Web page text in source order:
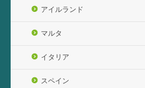
アイルランド
マルタ
イタリア
スペイン